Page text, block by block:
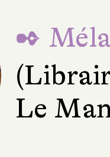
✒
Le